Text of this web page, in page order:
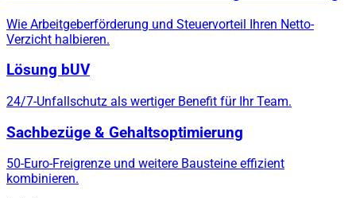
Wie Arbeitgeberförderung und Steuervorteil Ihren Netto-
Verzicht halbieren.
Lösung bUV
24/7-Unfallschutz als wertiger Benefit für Ihr Team.
Sachbezüge & Gehaltsoptimierung
50-Euro-Freigrenze und weitere Bausteine effizient
kombinieren.